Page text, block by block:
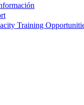
Training